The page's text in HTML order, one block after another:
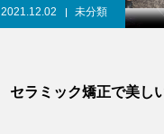
2021.12.02 未分類
セラミック矯正で美し